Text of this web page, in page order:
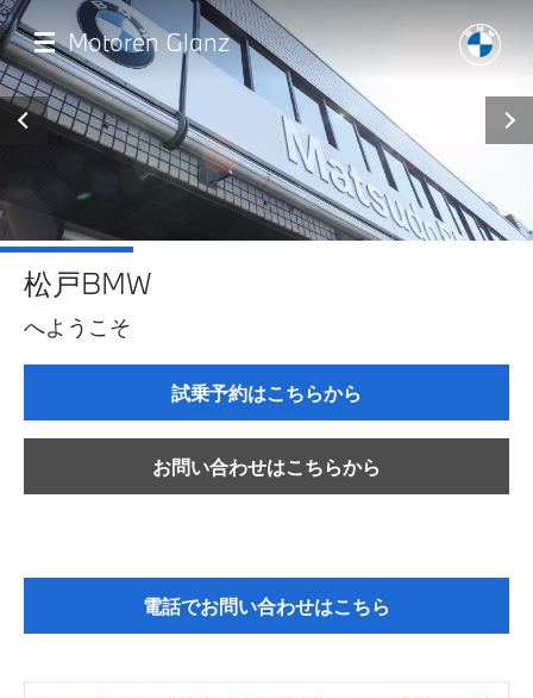
メ
イ
ン
コ
ン
移
動
最新情報
店舗一覧
モデル一覧
試乗・見積相談
認定中古車
Motoren Glanz
松戸BMW
へようこそ
試乗予約はこちらから
お問い合わせはこちらから
電話でお問い合わせはこちら